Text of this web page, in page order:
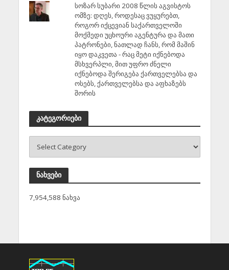
სოზარ სუბარი 2008 წლის აგვისტოს
ომზე: დღეს, როდესაც ვუყურებთ,
როგორ იქცევიან საქართველოში
მოქმედი უცხოური აგენტურა და მათი
პატრონები, ნათლად ჩანს, რომ მაშინ
იყო დაკვეთა - რაც მეტი იქნებოდა
მსხვერპლი, მით უფრო ძნელი
იქნებოდა შერიგება ქართველებსა და
ოსებს, ქართველებსა და აფხაზებს
შორის
კატეგორიები
ნახვები
7,954,588 ნახვა